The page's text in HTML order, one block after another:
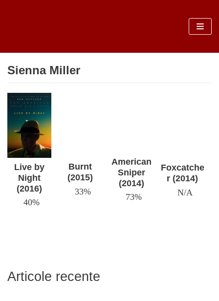
conținut
Sienna Miller
Live by
Night
(2016)
40%
Burnt
(2015)
33%
American
Sniper
(2014)
73%
Foxcatche
r (2014)
N/A
Articole recente